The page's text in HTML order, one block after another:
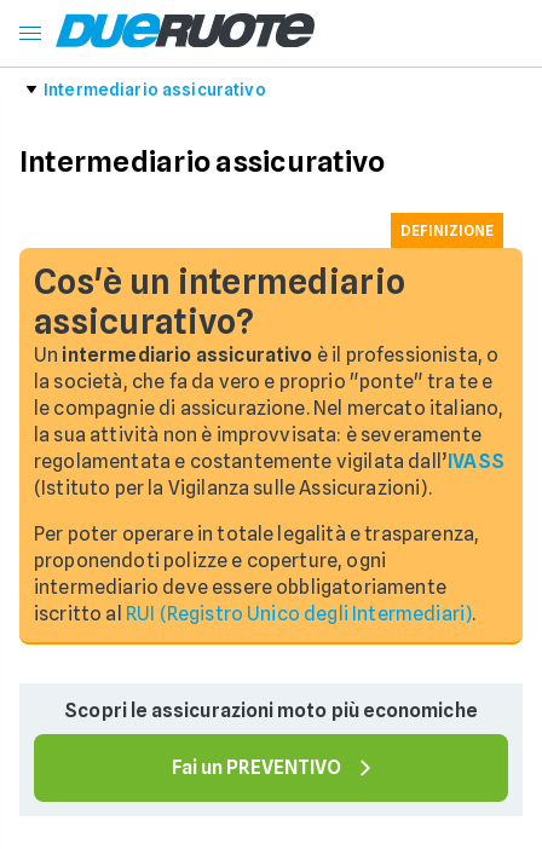
Intermediario assicurativo
Intermediario assicurativo
Cos'è un intermediario
assicurativo?
Un intermediario assicurativo è il professionista, o
la società, che fa da vero e proprio "ponte" tra te e
le compagnie di assicurazione. Nel mercato italiano,
la sua attività non è improvvisata: è severamente
regolamentata e costantemente vigilata dall’IVASS
(Istituto per la Vigilanza sulle Assicurazioni).
Per poter operare in totale legalità e trasparenza,
proponendoti polizze e coperture, ogni
intermediario deve essere obbligatoriamente
iscritto al RUI (Registro Unico degli Intermediari).
DEFINIZIONE
Scopri le assicurazioni moto più economiche
Fai un PREVENTIVO